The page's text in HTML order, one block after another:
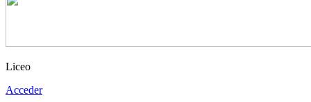
Liceo
Acceder